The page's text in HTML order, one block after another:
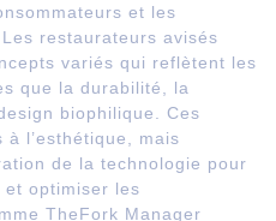
et les
restaurateurs avisés
variés qui reflètent les
que la durabilité, la
biophilique. Ces
l’esthétique, mais
de la technologie pour
et optimiser les
TheFork Manager